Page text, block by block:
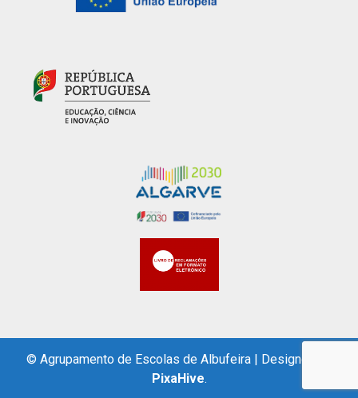
© Agrupamento de Escolas de Albufeira | Designed by
PixaHive.